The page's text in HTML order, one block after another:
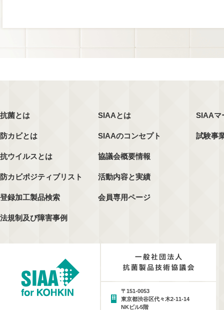
抗菌とは
防カビとは
抗ウイルスとは
防カビポジティブリスト
登録加工製品検索
法規制及び障害事例
SIAAとは
SIAAのコンセプト
協議会概要情報
活動内容と実績
会員専用ページ
SIAAマ
試験事
〒151-0053
東京都渋谷区代々木2-11-14
NKビル5階